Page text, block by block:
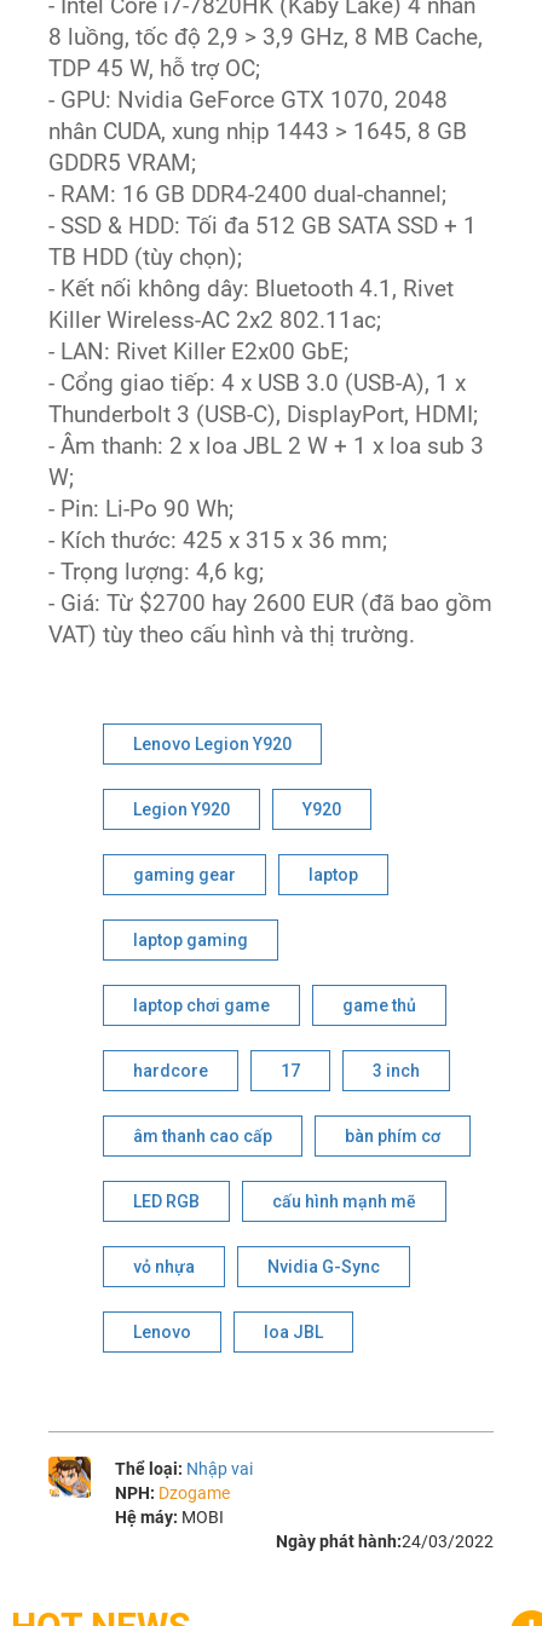
- Intel Core i7-7820HK (Kaby Lake) 4 nhân
8 luồng, tốc độ 2,9 > 3,9 GHz, 8 MB Cache,
TDP 45 W, hỗ trợ OC;
- GPU: Nvidia GeForce GTX 1070, 2048
nhân CUDA, xung nhịp 1443 > 1645, 8 GB
GDDR5 VRAM;
- RAM: 16 GB DDR4-2400 dual-channel;
- SSD & HDD: Tối đa 512 GB SATA SSD + 1
TB HDD (tùy chọn);
- Kết nối không dây: Bluetooth 4.1, Rivet
Killer Wireless-AC 2x2 802.11ac;
- LAN: Rivet Killer E2x00 GbE;
- Cổng giao tiếp: 4 x USB 3.0 (USB-A), 1 x
Thunderbolt 3 (USB-C), DisplayPort, HDMI;
- Âm thanh: 2 x loa JBL 2 W + 1 x loa sub 3
W;
- Pin: Li-Po 90 Wh;
- Kích thước: 425 x 315 x 36 mm;
- Trọng lượng: 4,6 kg;
- Giá: Từ $2700 hay 2600 EUR (đã bao gồm
VAT) tùy theo cấu hình và thị trường.
Lenovo Legion Y920
Legion Y920 Y920
gaming gear laptop
laptop gaming
laptop chơi game game thủ
hardcore 17 3 inch
âm thanh cao cấp bàn phím cơ
LED RGB cấu hình mạnh mẽ
vỏ nhựa Nvidia G-Sync
Lenovo loa JBL
Thể loại: Nhập vai
NPH: Dzogame
Hệ máy: MOBI
Ngày phát hành:24/03/2022